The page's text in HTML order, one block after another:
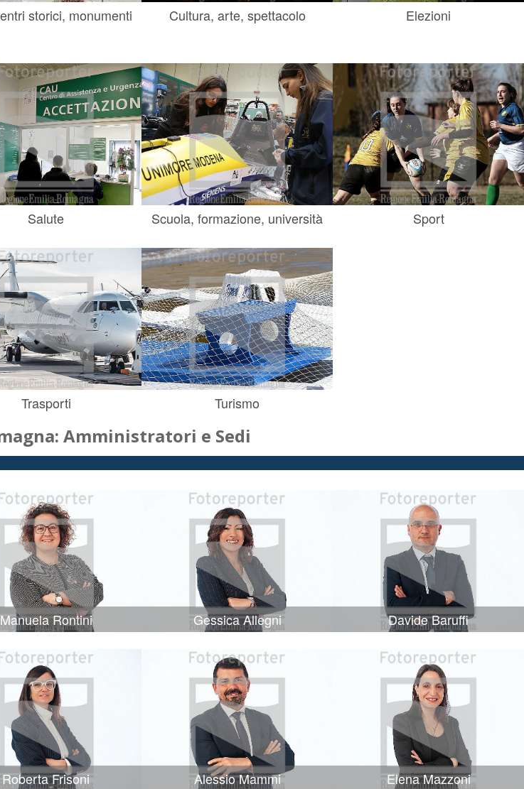
storici, monumenti Cultura, arte, spettacolo Elezioni
Salute Scuola, formazione, università Sport
Trasporti Turismo
Amministratori e Sedi
Manuela Rontini Gessica Allegni Davide Baruffi
Roberta Frisoni Alessio Mammi Elena Mazzoni